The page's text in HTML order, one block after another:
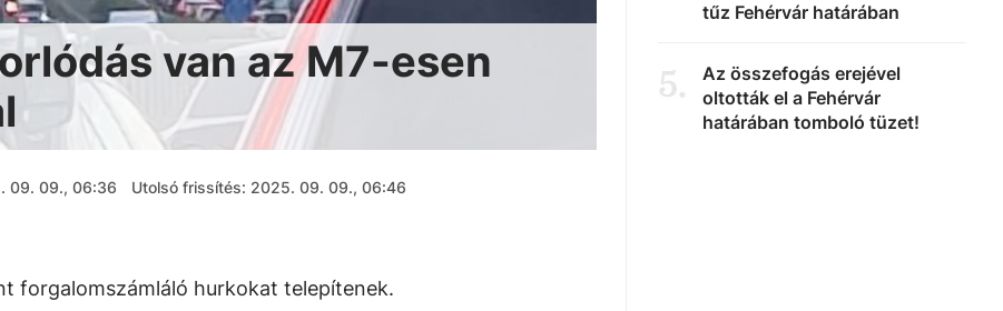
van az M7-esen
09. 09., 06:36 Utolsó frissítés: 2025. 09. 09., 06:46
forgalomszámláló hurkokat telepítenek.
tűz Fehérvár határában
5.
Az összefogás erejével
oltották el a Fehérvár
határában tomboló tüzet!